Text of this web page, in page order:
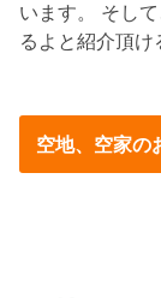
います。 そし
るよと紹介頂け
空地、空家の